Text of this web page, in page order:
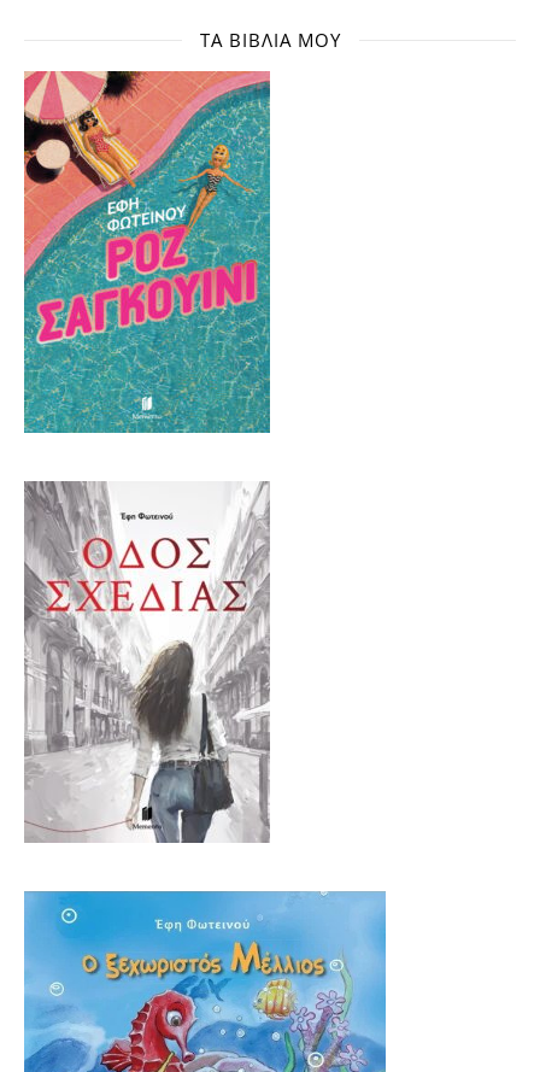
ΤΑ ΒΙΒΛΊΑ ΜΟΥ